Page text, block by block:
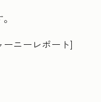
ニーレポート]